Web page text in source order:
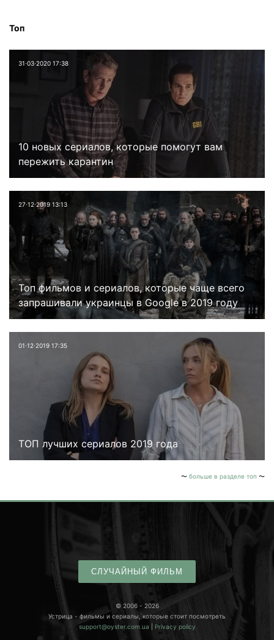
Топ
31⋅03⋅2020 17:38
10 новых сериалов, которые помогут вам
пережить карантин
27⋅12⋅2019 13:13
Топ фильмов и сериалов, которые чаще всего
запрашивали украинцы в Google в 2019 году
01⋅12⋅2019 17:35
ТОП лучших сериалов 2019 года
больше в разделе топ
СЛУЧАЙНЫЙ ФИЛЬМ
© 2006 - 2026
Устрица - фильмы и сериалы, которые стоит посмотреть
support@oyster.com.ua
Privacy policy